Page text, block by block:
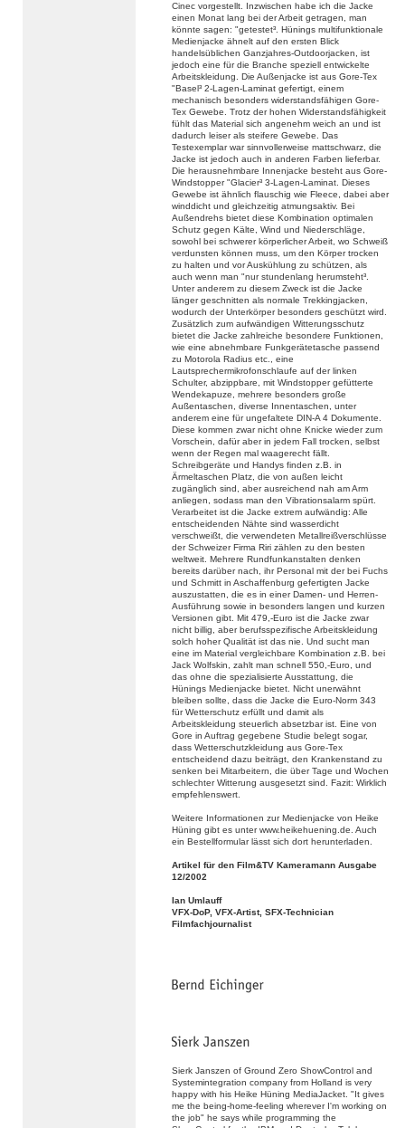
Cinec vorgestellt. Inzwischen habe ich die Jacke
einen Monat lang bei der Arbeit getragen, man
könnte sagen: "getestet³. Hünings multifunktionale
Medienjacke ähnelt auf den ersten Blick
handelsüblichen Ganzjahres-Outdoorjacken, ist
jedoch eine für die Branche speziell entwickelte
Arbeitskleidung. Die Außenjacke ist aus Gore-Tex
"Basel³ 2-Lagen-Laminat gefertigt, einem
mechanisch besonders widerstandsfähigen Gore-
Tex Gewebe. Trotz der hohen Widerstandsfähigkeit
fühlt das Material sich angenehm weich an und ist
dadurch leiser als steifere Gewebe. Das
Testexemplar war sinnvollerweise mattschwarz, die
Jacke ist jedoch auch in anderen Farben lieferbar.
Die herausnehmbare Innenjacke besteht aus Gore-
Windstopper "Glacier³ 3-Lagen-Laminat. Dieses
Gewebe ist ähnlich flauschig wie Fleece, dabei aber
winddicht und gleichzeitig atmungsaktiv. Bei
Außendrehs bietet diese Kombination optimalen
Schutz gegen Kälte, Wind und Niederschläge,
sowohl bei schwerer körperlicher Arbeit, wo Schweiß
verdunsten können muss, um den Körper trocken
zu halten und vor Auskühlung zu schützen, als
auch wenn man "nur stundenlang herumsteht³.
Unter anderem zu diesem Zweck ist die Jacke
länger geschnitten als normale Trekkingjacken,
wodurch der Unterkörper besonders geschützt wird.
Zusätzlich zum aufwändigen Witterungsschutz
bietet die Jacke zahlreiche besondere Funktionen,
wie eine abnehmbare Funkgerätetasche passend
zu Motorola Radius etc., eine
Lautsprechermikrofonschlaufe auf der linken
Schulter, abzippbare, mit Windstopper gefütterte
Wendekapuze, mehrere besonders große
Außentaschen, diverse Innentaschen, unter
anderem eine für ungefaltete DIN-A 4 Dokumente.
Diese kommen zwar nicht ohne Knicke wieder zum
Vorschein, dafür aber in jedem Fall trocken, selbst
wenn der Regen mal waagerecht fällt.
Schreibgeräte und Handys finden z.B. in
Ärmeltaschen Platz, die von außen leicht
zugänglich sind, aber ausreichend nah am Arm
anliegen, sodass man den Vibrationsalarm spürt.
Verarbeitet ist die Jacke extrem aufwändig: Alle
entscheidenden Nähte sind wasserdicht
verschweißt, die verwendeten Metallreißverschlüsse
der Schweizer Firma Riri zählen zu den besten
weltweit. Mehrere Rundfunkanstalten denken
bereits darüber nach, ihr Personal mit der bei Fuchs
und Schmitt in Aschaffenburg gefertigten Jacke
auszustatten, die es in einer Damen- und Herren-
Ausführung sowie in besonders langen und kurzen
Versionen gibt. Mit 479,-Euro ist die Jacke zwar
nicht billig, aber berufsspezifische Arbeitskleidung
solch hoher Qualität ist das nie. Und sucht man
eine im Material vergleichbare Kombination z.B. bei
Jack Wolfskin, zahlt man schnell 550,-Euro, und
das ohne die spezialisierte Ausstattung, die
Hünings Medienjacke bietet. Nicht unerwähnt
bleiben sollte, dass die Jacke die Euro-Norm 343
für Wetterschutz erfüllt und damit als
Arbeitskleidung steuerlich absetzbar ist. Eine von
Gore in Auftrag gegebene Studie belegt sogar,
dass Wetterschutzkleidung aus Gore-Tex
entscheidend dazu beiträgt, den Krankenstand zu
senken bei Mitarbeitern, die über Tage und Wochen
schlechter Witterung ausgesetzt sind. Fazit: Wirklich
empfehlenswert.
Weitere Informationen zur Medienjacke von Heike
Hüning gibt es unter www.heikehuening.de. Auch
ein Bestellformular lässt sich dort herunterladen.
Artikel für den Film&TV Kameramann Ausgabe
12/2002
Ian Umlauff
VFX-DoP, VFX-Artist, SFX-Technician
Filmfachjournalist
Sierk Janszen of Ground Zero ShowControl and
Systemintegration company from Holland is very
happy with his Heike Hüning MediaJacket. "It gives
me the being-home-feeling wherever I'm working on
the job" he says while programming the